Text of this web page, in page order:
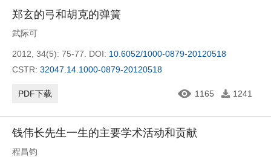
郑玄的弓和胡克的弹簧
武际可
2012, 34(5): 75-77. DOI: 10.6052/1000-0879-20120518
CSTR: 32047.14.1000-0879-20120518
PDF下载 1165 1241
钱伟长先生一生的主要学术活动和贡献
程昌钧